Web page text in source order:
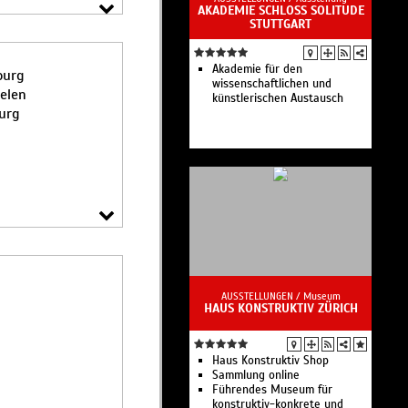
Paläontologie
Museo Gregoriano Profano
Museo Pio Clementino
Museo Profano
Sala delle Nozze Aldobrandine
Sala dell’Immacolata
AKADEMIE SCHLOSS SOLITUDE
STUTTGART
Akademie für den
wissenschaftlichen und
künstlerischen Austausch
AUSSTELLUNGEN / Museum
HAUS KONSTRUKTIV ZÜRICH
Haus Konstruktiv Shop
Sammlung online
Führendes Museum für
konstruktiv-konkrete und